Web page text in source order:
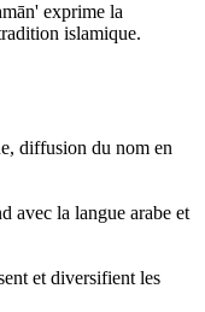
exprime la
islamique.
diffusion du nom en
avec la langue arabe et
et diversifient les